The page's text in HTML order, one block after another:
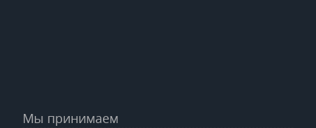
Мы принимаем